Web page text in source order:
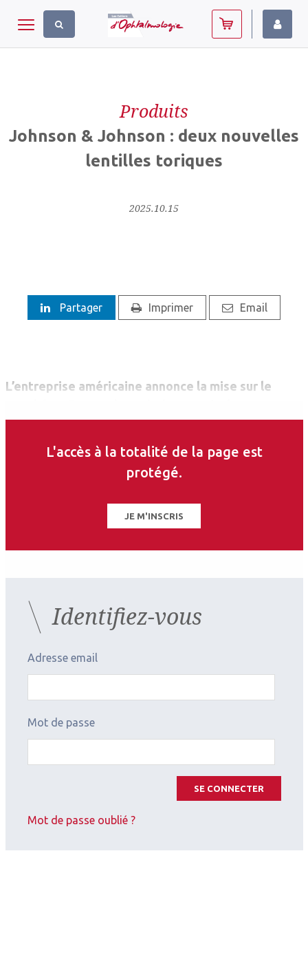
Toggle navigation
Produits
Johnson & Johnson : deux nouvelles
lentilles toriques
2025.10.15
Partager Imprimer Email
L’entreprise américaine annonce la mise sur le
septembre, de deux nouveaux produits à
1-Day for Astigmatism et Acuvue® Oasys Max 1-
Day Multifocal for Astigmatism.
L'accès à la totalité de la page est
protégé.
JE M'INSCRIS
Identifiez-vous
Adresse email
Mot de passe
SE CONNECTER
Mot de passe oublié ?
Panneau de gestion des cookies